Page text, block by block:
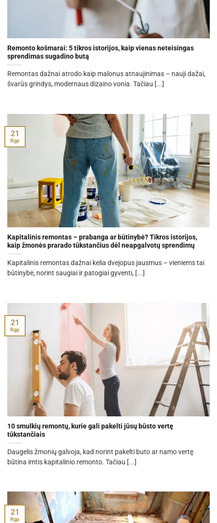
Remonto košmarai: 5 tikros istorijos, kaip vienas neteisingas
sprendimas sugadino butą
Remontas dažnai atrodo kaip malonus atnaujinimas – nauji dažai,
švarūs grindys, modernaus dizaino vonia. Tačiau [...]
Kapitalinis remontas – prabanga ar būtinybė? Tikros istorijos,
kaip žmonės prarado tūkstančius dėl neapgalvotų sprendimų
Kapitalinis remontas dažnai kelia dvejopus jausmus – vieniems tai
būtinybė, norint saugiai ir patogiai gyventi, [...]
21
Rgp
10 smulkių remontų, kurie gali pakelti jūsų būsto vertę
tūkstančiais
Daugelis žmonių galvoja, kad norint pakelti buto ar namo vertę
būtina imtis kapitalinio remonto. Tačiau [...]
21
Rgp
21
Rgp